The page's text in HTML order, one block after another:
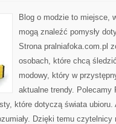
Blog o modzie to miejsce,
mogą znaleźć pomysły
Strona pralniafoka.com.pl
osobach, które chcą
modowy, który w
aktualne trendy. Polecamy
które dotyczą świata
Dzięki temu czytelnicy